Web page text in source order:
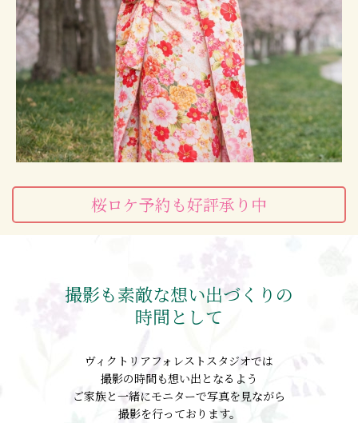
桜ロケ予約も好評承り中
撮影も素敵な想い出づくりの
時間として
ヴィクトリアフォレストスタジオでは
撮影の時間も想い出となるよう
ご家族と一緒にモニターで写真を見ながら
撮影を行っております。